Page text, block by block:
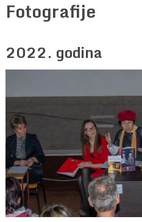
Fotografije
2022. godina